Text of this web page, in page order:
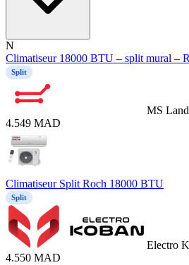
N
Climatiseur 18000 BTU – split mural –
Split
MS Land
4.549 MAD
Climatiseur Split Roch 18000 BTU
Split
Electro
4.550 MAD